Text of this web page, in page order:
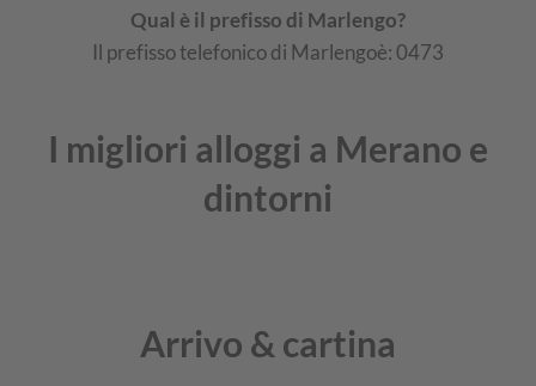
Qual è il prefisso di Marlengo?
Il prefisso telefonico di Marlengoè: 0473
I migliori alloggi a Merano e
dintorni
Arrivo & cartina